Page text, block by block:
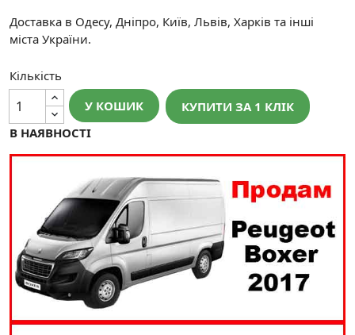
Доставка в Одесу, Дніпро, Київ, Львів, Харків та інші
міста України.
Кількість
У КОШИК
КУПИТИ ЗА 1 КЛIК
В НАЯВНОСТІ